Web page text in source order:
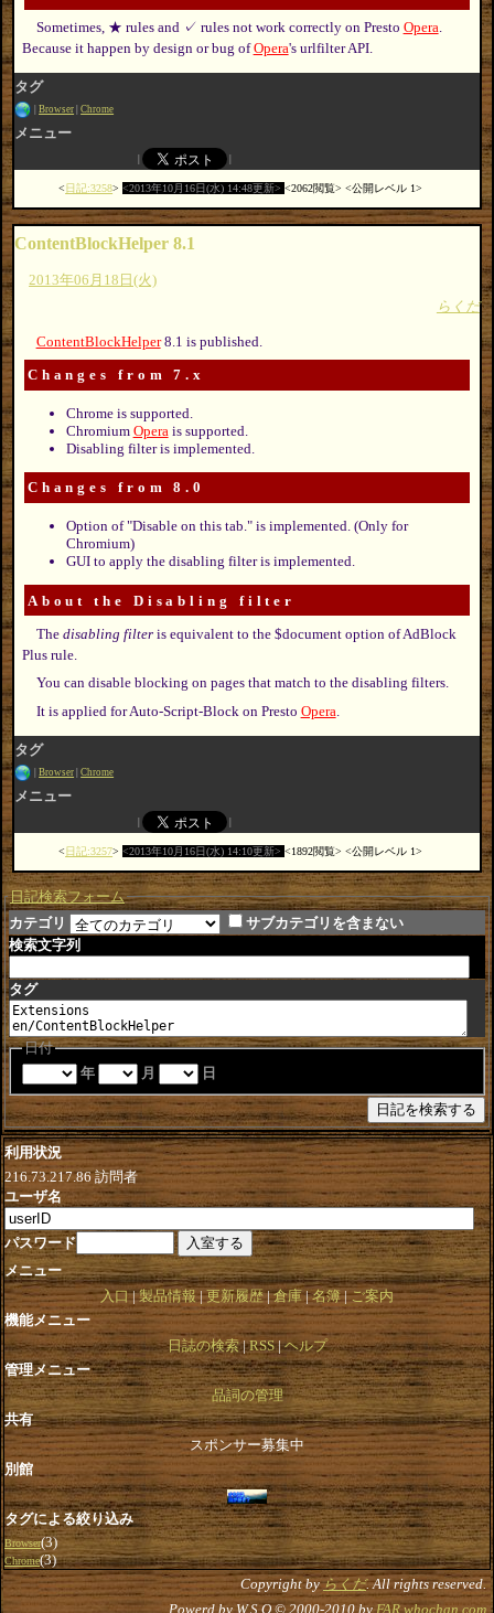
Sometimes, ★ rules and ✓ rules not work correctly on Presto Opera.
Because it happen by design or bug ofOpera's urlfilter API.
タグ
Browser Chrome
メニュー
日記:3258 2013年10月16日(水) 14:48更新 2062閲覧 公開レベル 1
ContentBlockHelper 8.1
2013年06月18日(火)
らくだ
ContentBlockHelper8.1 is published.
Changes from 7.x
Chrome is supported.
Chromium Opera is supported.
Disabling filter is implemented.
Changes from 8.0
Option of "Disable on this tab." is implemented. (Only for
Chromium)
GUI to apply the disabling filter is implemented.
About the Disabling filter
The disabling filteris equivalent to the $document option of AdBlock
Plus rule.
You can disable blocking on pages that match to the disabling filters.
It is applied for Auto-Script-Block on Presto Opera
タグ
Browser Chrome
メニュー
日記:3257 2013年10月16日(水) 14:10更新 1892閲覧 公開レベル 1
日記検索フォーム
カテゴリ
サブカテゴリを含まない
検索文字列
タグ
日付
年
月 日
利用状況
216.73.217.86訪問者
ユーザ名
パスワード
メニュー
入口 製品情報 更新履歴 倉庫 名簿 ご案内
機能メニュー
日誌の検索 RSS ヘルプ
管理メニュー
品詞の管理
共有
スポンサー募集中
別館
タグによる絞り込み
Browser(3)
Chrome(3)
Copyright byらくだ. All rights reserved.
Powerd by W.S.O © 2000-2010 by FAR.whochan.com